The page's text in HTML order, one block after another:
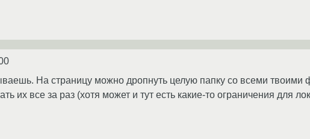
На страницу можно дропнуть целую папку со всеми твоими
их все за раз (хотя может и тут есть какие-то ограничения для